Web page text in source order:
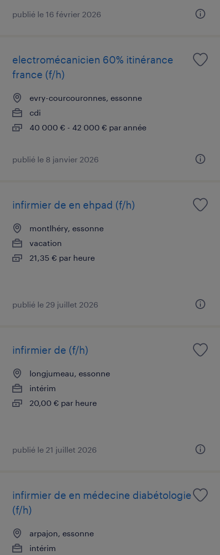
publié le 16 février 2026
electromécanicien 60% itinérance
france (f/h)
evry-courcouronnes, essonne
cdi
40 000 € - 42 000 € par année
publié le 8 janvier 2026
infirmier de en ehpad (f/h)
montlhéry, essonne
vacation
21,35 € par heure
publié le 29 juillet 2026
infirmier de (f/h)
longjumeau, essonne
intérim
20,00 € par heure
publié le 21 juillet 2026
infirmier de en médecine diabétologie
(f/h)
arpajon, essonne
intérim